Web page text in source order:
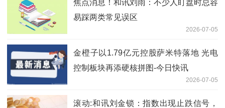
焦点消息！和讯刘雨：不少人盯盘时总容
易踩两类常见误区
2026-07-05
金橙子以1.79亿元控股萨米特落地 光电
控制板块再添硬核拼图-今日快讯
2026-07-05
滚动:和讯刘金锁：指数出现止跌信号，